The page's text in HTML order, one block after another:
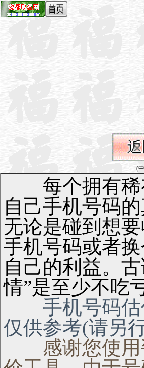
(
每个拥有稀
自己手机号码
无论是碰到想
手机号码或者
自己的利益。
情”是至少不吃
手机号码估
仅供参考(请另
感谢您使用